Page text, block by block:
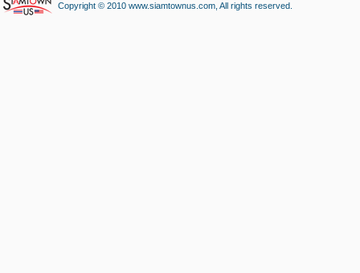
Copyright © 2010 www.siamtownus.com, All rights reserved.